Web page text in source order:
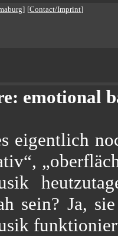
] [Contact/Imprint]
emotional
eigentlich
sein? Ja,